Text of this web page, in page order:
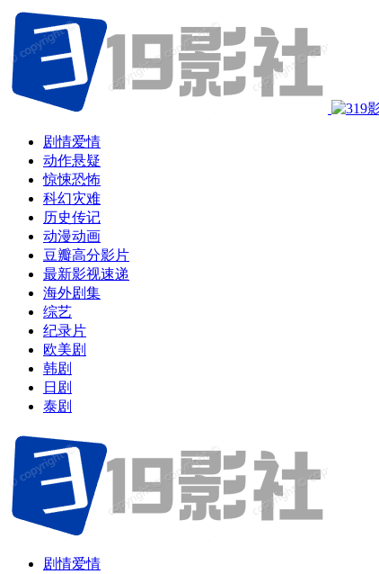
剧情爱情
动作悬疑
惊悚恐怖
科幻灾难
历史传记
动漫动画
豆瓣高分影片
最新影视速递
海外剧集
综艺
纪录片
欧美剧
韩剧
日剧
泰剧
剧情爱情